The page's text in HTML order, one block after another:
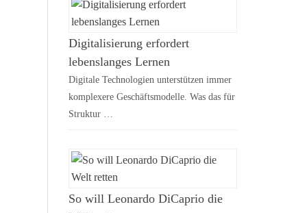
Digitalisierung erfordert
lebenslanges Lernen
Digitale Technologien unterstützen immer
komplexere Geschäftsmodelle. Was das für
Struktur …
So will Leonardo DiCaprio die